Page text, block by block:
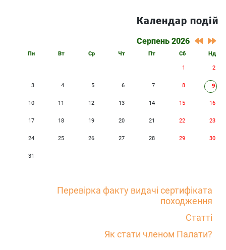
Календар подій
Серпень 2026
Пн Вт Ср Чт Пт Сб Нд
1 2
3 4 5 6 7 8 9
10 11 12 13 14 15 16
17 18 19 20 21 22 23
24 25 26 27 28 29 30
31
Перевірка факту видачі сертифіката
походження
Статті
Як стати членом Палати?